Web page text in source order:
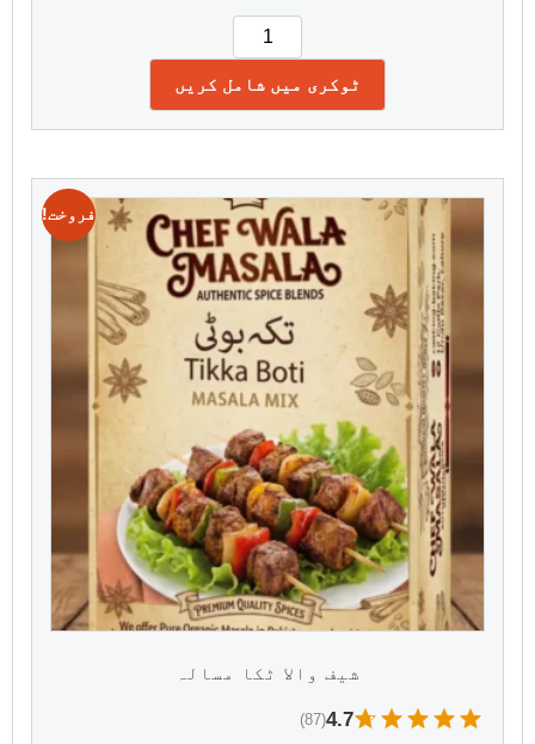
ٹوکری میں شامل کریں
فروخت!
شیف والا ٹکا مسالہ
4.7
(87)